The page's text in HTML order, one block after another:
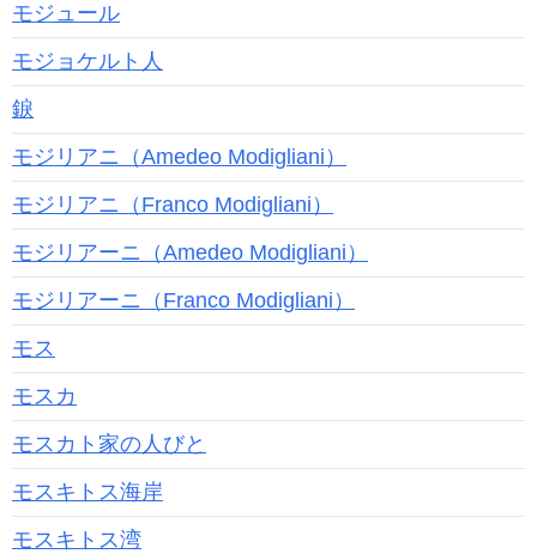
モジュール
モジョケルト人
錑
モジリアニ（Amedeo Modigliani）
モジリアニ（Franco Modigliani）
モジリアーニ（Amedeo Modigliani）
モジリアーニ（Franco Modigliani）
モス
モスカ
モスカト家の人びと
モスキトス海岸
モスキトス湾